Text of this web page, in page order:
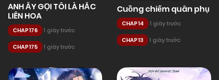
ANH ẤY GỌI TÔI LÀ HẮC
LIÊN HOA
CHAP 176 1 giây trước
CHAP 175 1 giây trước
Cuồng chiếm quân phụ
CHAP 14 1 giây trước
CHAP 13 1 giây trước